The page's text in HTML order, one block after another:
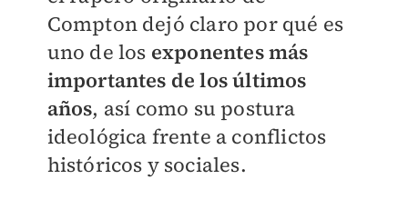
Compton dejó claro por qué es
uno de los exponentes más
importantes de los últimos
años, así como su postura
ideológica frente a conflictos
históricos y sociales.